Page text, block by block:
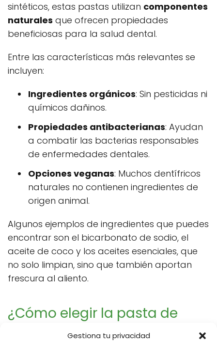
Gestiona tu privacidad
sintéticos, estas pastas utilizan componentes
naturales que ofrecen propiedades
beneficiosas para la salud dental.
Entre las características más relevantes se
incluyen:
Ingredientes orgánicos: Sin pesticidas ni
químicos dañinos.
Propiedades antibacterianas: Ayudan
a combatir las bacterias responsables
de enfermedades dentales.
Opciones veganas: Muchos dentífricos
naturales no contienen ingredientes de
origen animal.
Algunos ejemplos de ingredientes que puedes
encontrar son el bicarbonato de sodio, el
aceite de coco y los aceites esenciales, que
no solo limpian, sino que también aportan
frescura al aliento.
¿Cómo elegir la pasta de
dientes natural más útil para